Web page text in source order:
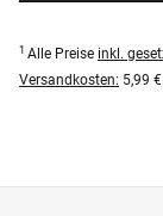
1 Alle Preise inkl.
Versandkosten: 5,99